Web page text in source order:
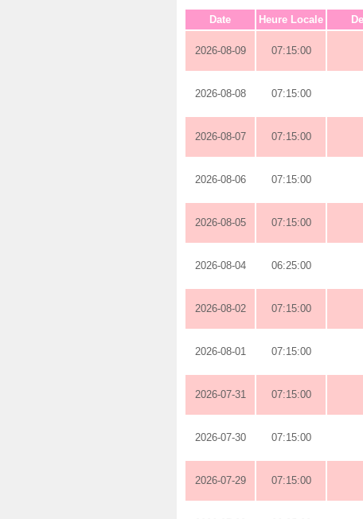
Date Heure Locale
2026-08-09 07:15:00
2026-08-08 07:15:00
2026-08-07 07:15:00
2026-08-06 07:15:00
2026-08-05 07:15:00
2026-08-04 06:25:00
2026-08-02 07:15:00
2026-08-01 07:15:00
2026-07-31 07:15:00
2026-07-30 07:15:00
2026-07-29 07:15:00